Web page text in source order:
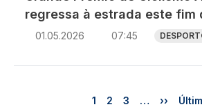
regressa à estrada este fim
01.05.2026 07:45
Página
1 Página
2 Página
3 … Próxima
››